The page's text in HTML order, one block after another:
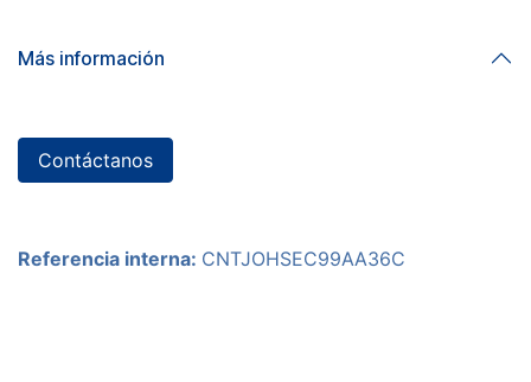
Más información
Contáctanos
Referencia interna: CNTJOHSEC99AA36C